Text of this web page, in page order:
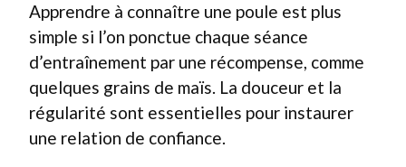
Apprendre à connaître une poule est plus
simple si l’on ponctue chaque séance
d’entraînement par une récompense, comme
quelques grains de maïs. La douceur et la
régularité sont essentielles pour instaurer
une relation de confiance.